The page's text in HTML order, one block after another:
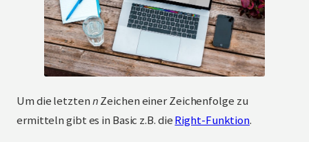
Um die letztennZeichen einer Zeichenfolge zu
ermitteln gibt es in Basic z.B. dieRight-Funktion.